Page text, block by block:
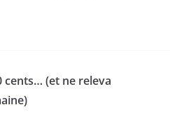
cents… (et ne releva